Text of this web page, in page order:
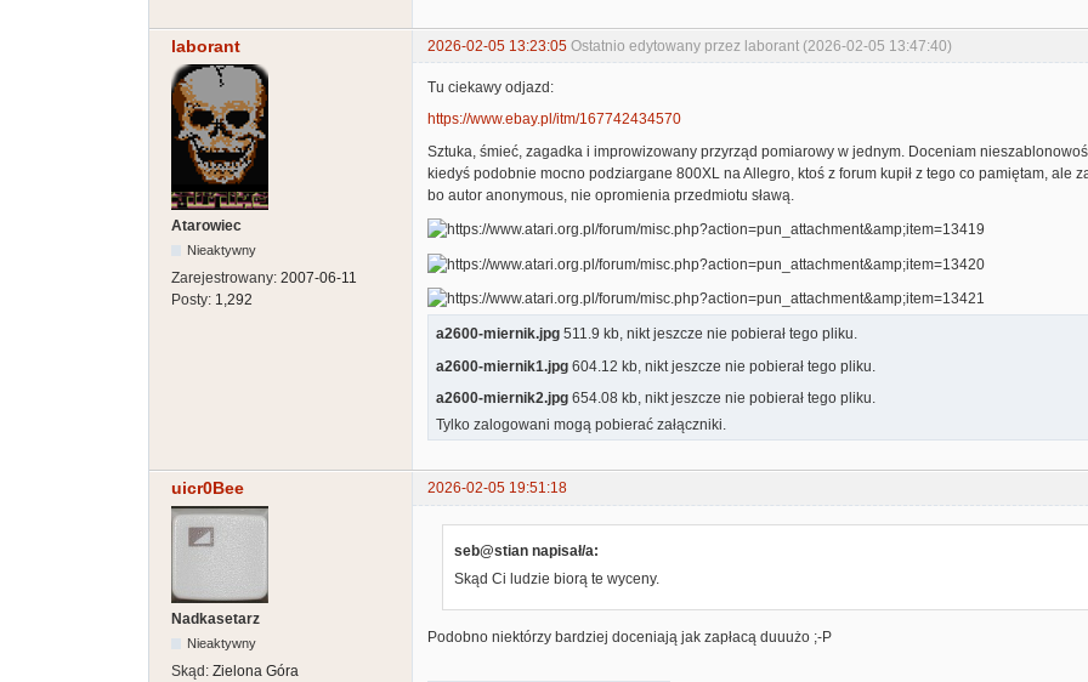
laborant 2026-02-05 13:23:05 Ostatnio edytowany przez laborant (2026-02-05 13:47:40)
Atarowiec
Nieaktywny
Zarejestrowany: 2007-06-11
Posty: 1,292
Tu ciekawy odjazd:
https://www.ebay.pl/itm/167742434570
Sztuka, śmieć, zagadka i improwizowany przyrząd pomiarowy w jednym. Doceniam
kiedyś podobnie mocno podziargane 800XL na Allegro, ktoś z forum kupił z tego co pamiętam, ale
bo autor anonymous, nie opromienia przedmiotu sławą.
a2600-miernik.jpg 511.9 kb, nikt jeszcze nie pobierał tego pliku.
a2600-miernik1.jpg 604.12 kb, nikt jeszcze nie pobierał tego pliku.
a2600-miernik2.jpg 654.08 kb, nikt jeszcze nie pobierał tego pliku.
Tylko zalogowani mogą pobierać załączniki.
uicr0Bee 2026-02-05 19:51:18
Nadkasetarz
Nieaktywny
Skąd: Zielona Góra
seb@stian napisał/a:
Skąd Ci ludzie biorą te wyceny.
Podobno niektórzy bardziej doceniają jak zapłacą duuużo ;-P